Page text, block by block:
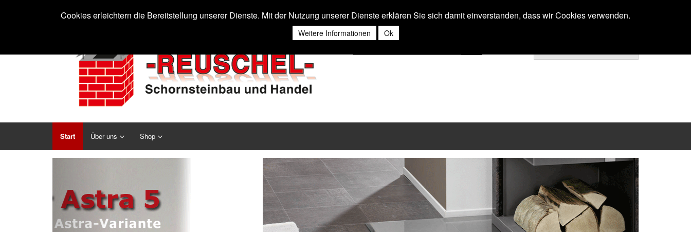
Start Über uns Shop
Next
Cookies erleichtern die Bereitstellung unserer Dienste. Mit der Nutzung unserer Dienste erklären Sie sich damit einverstanden, dass wir Cookies verwenden.
Weitere Informationen Ok